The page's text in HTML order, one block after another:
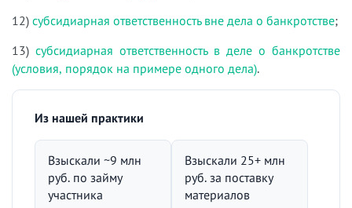
12) субсидиарная ответственность вне дела о банкротстве;
13) субсидиарная ответственность в деле о банкротстве
(условия, порядок на примере одного дела).
Из нашей практики
Взыскали ~9 млн
руб. по займу
участника
Взыскали 25+ млн
руб. за поставку
материалов